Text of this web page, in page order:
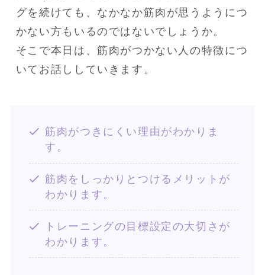
グを続けても、なかなか筋肉が思うようにつ
かない方もいるのではないでしょうか。
そこで本日は、筋肉がつかない人の特徴につ
いてお話ししていきます。
筋肉がつきにくい理由がわかりま
す。
筋肉をしっかりとつけるメリットが
わかります。
トレーニングの目標設定の大切さが
わかります。